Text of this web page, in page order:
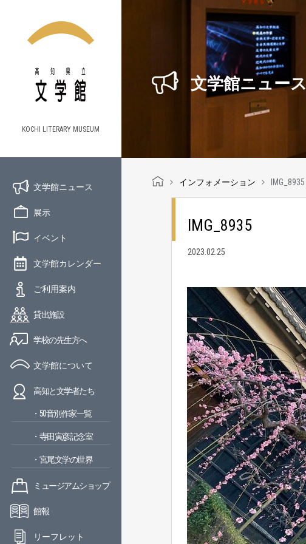
KOCHI LITERARY MUSEUM
文学館ニュース
展示
イベント
文学館カレンダー
ご利用案内
貸出施設
学校の先生方へ
文学館について
高知と文学者たち
・50音別作家一覧
・寺田寅彦記念室
・宮尾文学の世界
ミュージアムショップ
館報
リーフレット
文学館ニュース
インフォメーション IMG_8935
IMG_8935
2023.02.25